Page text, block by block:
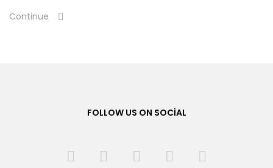
Continue
FOLLOW US ON SOCIAL